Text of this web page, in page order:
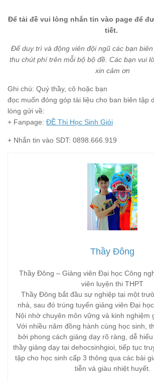
Để tải đề vui lòng nhắn tin vào page để
tiết.
Để duy trì và động viên đội ngũ các bạn
thu chút phí trên mỗi bộ bộ đề. Các bạn vui
xin cảm ơn
Ghi chú: Quý thầy, cô hoặc bạn
đọc muốn đóng góp tài liệu cho ban biên tập
lòng gửi về:
+ Fanpage: ĐỀ Thi Học Sinh Giỏi
+ Nhắn tin vào SDT: 0898.666.919
Thầy Đông
Thầy Đông – Giảng viên Đại học Công
viên luyện thi THPT
Thầy Đông bắt đầu sự nghiệp tại một
nhà, sau đó trúng tuyển giảng viên Đại
Nội nhờ chuyên môn vững và kinh nghiệm
Với nhiều năm đồng hành cùng học sinh,
bởi phong cách giảng dạy rõ ràng, dễ
thầy giảng dạy tại dehocsinhgioi, tiếp tục
tập cho học sinh cấp 3 thông qua các bài
tiễn và giàu nhiệt huyết.